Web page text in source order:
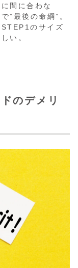
間に合わな
”最後の命綱”。
のサイズ
い。
のデメリ